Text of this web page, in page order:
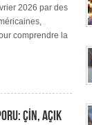
2026 par des
comprendre la
ÇİN, AÇIK